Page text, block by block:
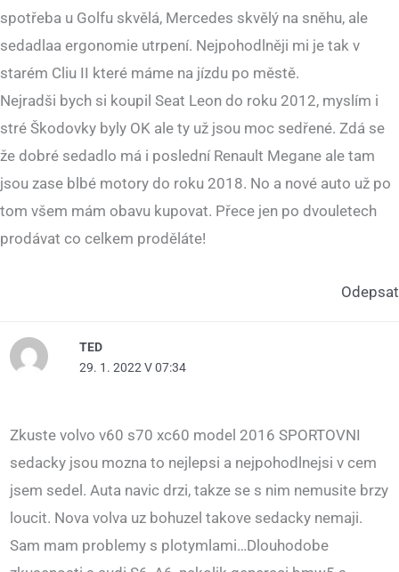
spotřeba u Golfu skvělá, Mercedes skvělý na sněhu, ale
sedadlaa ergonomie utrpení. Nejpohodlněji mi je tak v
starém Cliu II které máme na jízdu po městě.
Nejradši bych si koupil Seat Leon do roku 2012, myslím i
stré Škodovky byly OK ale ty už jsou moc sedřené. Zdá se
že dobré sedadlo má i poslední Renault Megane ale tam
jsou zase blbé motory do roku 2018. No a nové auto už po
tom všem mám obavu kupovat. Přece jen po dvouletech
prodávat co celkem proděláte!
Odepsat
TED
29. 1. 2022 V 07:34
Zkuste volvo v60 s70 xc60 model 2016 SPORTOVNI
sedacky jsou mozna to nejlepsi a nejpohodlnejsi v cem
jsem sedel. Auta navic drzi, takze se s nim nemusite brzy
loucit. Nova volva uz bohuzel takove sedacky nemaji.
Sam mam problemy s plotymlami…Dlouhodobe